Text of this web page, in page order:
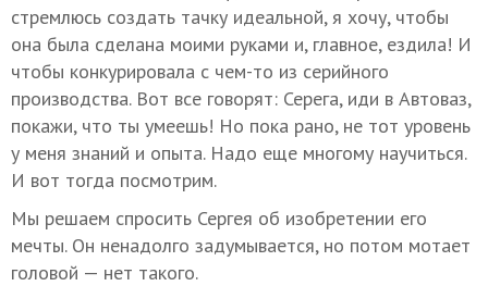
стремлюсь создать тачку идеальной, я хочу, чтобы
она была сделана моими руками и, главное, ездила! И
чтобы конкурировала с чем-то из серийного
производства. Вот все говорят: Серега, иди в Автоваз,
покажи, что ты умеешь! Но пока рано, не тот уровень
у меня знаний и опыта. Надо еще многому научиться.
И вот тогда посмотрим.
Мы решаем спросить Сергея об изобретении его
мечты. Он ненадолго задумывается, но потом мотает
головой — нет такого.